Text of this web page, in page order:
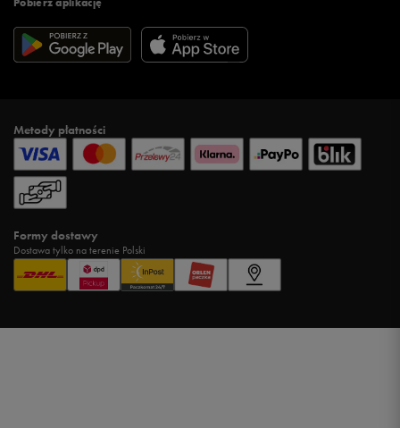
Metody płatności
Formy dostawy
Dostawa tylko na terenie Polski